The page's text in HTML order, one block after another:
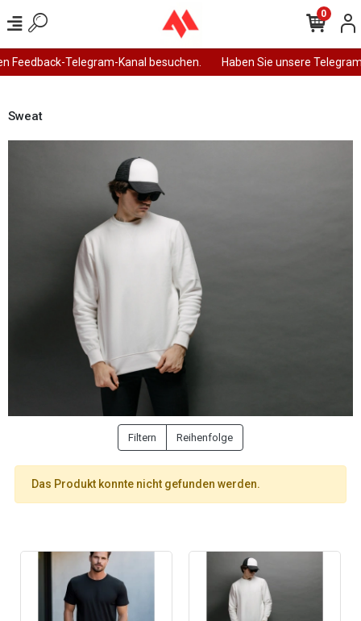
Feedback-Telegram-Kanal besuchen. Haben Sie unsere
0
Sweat
Filtern Reihenfolge
Das Produkt konnte nicht gefunden werden.